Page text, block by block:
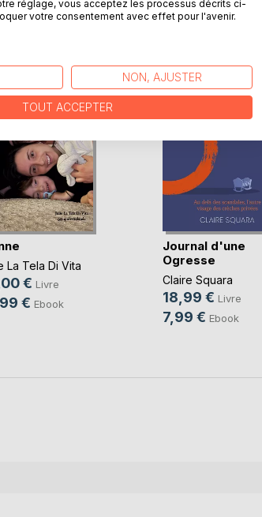
TITRES À
La Tela Di Vita
€ Livre
€ Ebook
Journal d'une
Ogresse
Claire Squara
18,99 € Livre
7,99 € Ebook
réglage, vous acceptez les processus décrits ci-
votre consentement avec effet pour l'avenir.
NON, AJUSTER
TOUT ACCEPTER